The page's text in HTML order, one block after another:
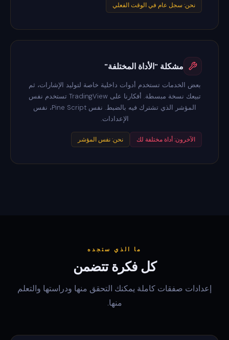
نحن: سجل عام في الوقت الفعلي
مشكلة "الأداة المختلفة"
بعض الخدمات تستخدم أدوات داخلية خاصة لتوليد الإشارات، ثم
تبيعك نسخة مبسطة. أفكارنا على TradingView تستخدم نفس
المؤشر الذي تشترك فيه بالضبط. نفس Pine Script، نفس
الإعدادات.
الآخرون: أداة مختلفة لك نحن: نفس المؤشر
ما الذي ستجده
كل فكرة تتضمن
إعدادات صفقات كاملة يمكنك التحقق منها ودراستها والتعلم
منها.